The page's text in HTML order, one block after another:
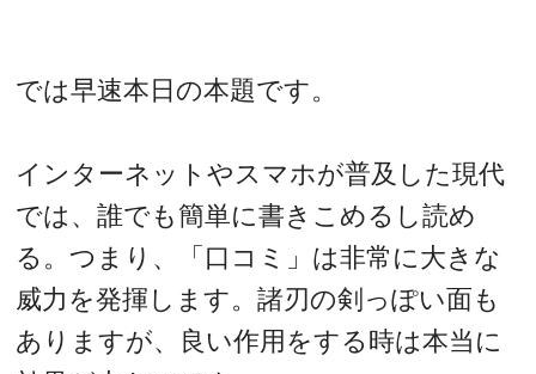
では早速本日の本題です。
インターネットやスマホが普及した現代
では、誰でも簡単に書きこめるし読め
る。つまり、「口コミ」は非常に大きな
威力を発揮します。諸刃の剣っぽい面も
ありますが、良い作用をする時は本当に